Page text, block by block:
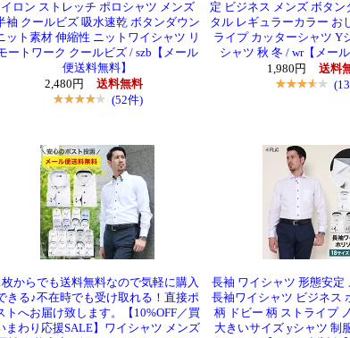
イロン ストレッチ ポロシャツ メンズ
袖 クールビズ 吸水速乾 ボタンダウン
ット素材 伸縮性 ニットワイシャツ リ
ートワーク クールビズ / szb【メール
便送料無料】
2,480円
送料無料
(52件)
定 ビジネス メンズ ボタン
タル レギュラーカラー お
ライプ カッターシャツ Y
シャツ 秋 冬 / wr【メー
1,980円
送料
枚からでも送料無料なので気軽に購入
きる♪不在時でも受け取れる！直接ポ
トへお届け致します。【10%OFF／買
まわり応援SALE】ワイシャツ メンズ
長袖 ワイシャツ 形態安定
長袖ワイシャツ ビジネス
柄 ドビー 柄 ストライプ
大きいサイズ yシャツ 制